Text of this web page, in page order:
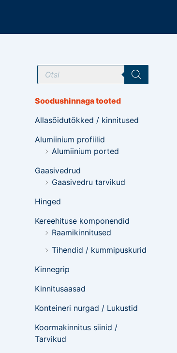
T
o
e
t
e
o
s
Soodushinnaga tooted
Allasõidutõkked / kinnitused
Alumiinium profiilid
Alumiinium ported
Gaasivedrud
Gaasivedru tarvikud
Hinged
Kereehituse komponendid
Raamikinnitused
Tihendid / kummipuskurid
Kinnegrip
Kinnitusaasad
Konteineri nurgad / Lukustid
Koormakinnitus siinid /
Tarvikud